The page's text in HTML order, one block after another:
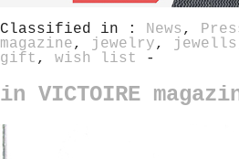
Classified in : News ,
magazine, jewelry, jewells
gift , wish list -
in VICTOIRE